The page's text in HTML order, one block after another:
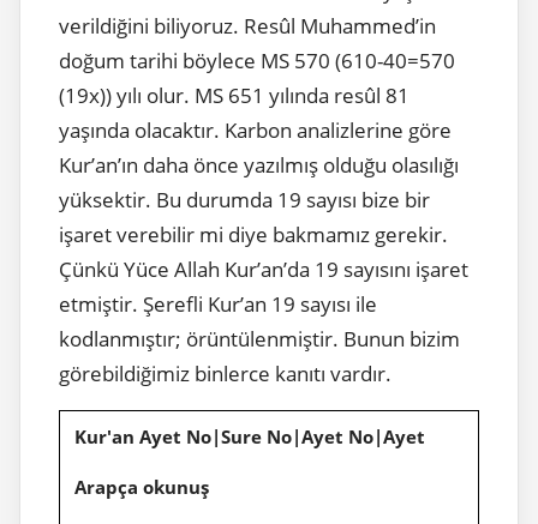
verildiğini biliyoruz. Resûl Muhammed’in
doğum tarihi böylece MS 570 (610-40=570
(19x)) yılı olur. MS 651 yılında resûl 81
yaşında olacaktır. Karbon analizlerine göre
Kur’an’ın daha önce yazılmış olduğu olasılığı
yüksektir. Bu durumda 19 sayısı bize bir
işaret verebilir mi diye bakmamız gerekir.
Çünkü Yüce Allah Kur’an’da 19 sayısını işaret
etmiştir. Şerefli Kur’an 19 sayısı ile
kodlanmıştır; örüntülenmiştir. Bunun bizim
görebildiğimiz binlerce kanıtı vardır.
Kur'an Ayet No|Sure No|Ayet No|Ayet
Arapça okunuş